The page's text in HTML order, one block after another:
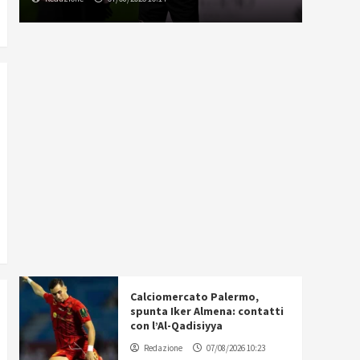
Calciomercato Palermo,
spunta Iker Almena: contatti
con l’Al-Qadisiyya
Redazione 07/08/2026 10:23